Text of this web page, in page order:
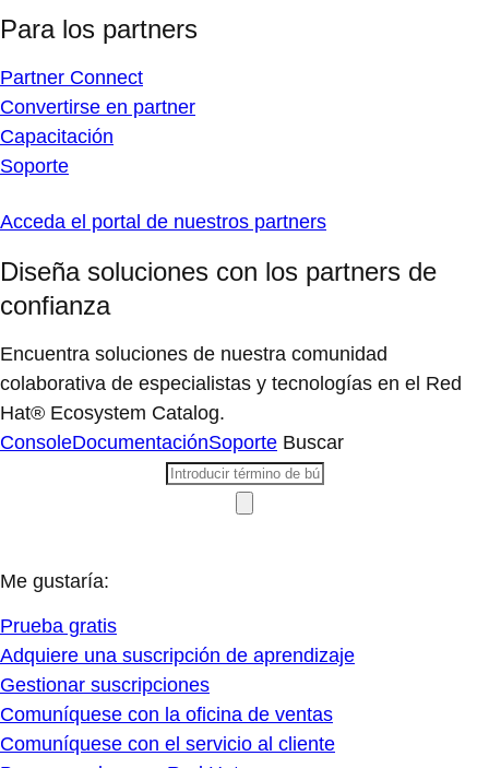
Para los partners
Partner Connect
Convertirse en partner
Capacitación
Soporte
Acceda el portal de nuestros partners
Diseña soluciones con los partners de
confianza
Encuentra soluciones de nuestra comunidad
colaborativa de especialistas y tecnologías en el Red
Hat® Ecosystem Catalog.
ConsoleDocumentaciónSoporte Buscar
Me gustaría:
Prueba gratis
Adquiere una suscripción de aprendizaje
Gestionar suscripciones
Comuníquese con la oficina de ventas
Comuníquese con el servicio al cliente